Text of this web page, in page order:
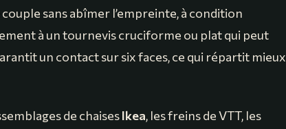
sans abîmer l’empreinte, à condition
à un tournevis cruciforme ou plat qui peut
un contact sur six faces, ce qui répartit mieux
de chaisesIkea, les freins de VTT, les